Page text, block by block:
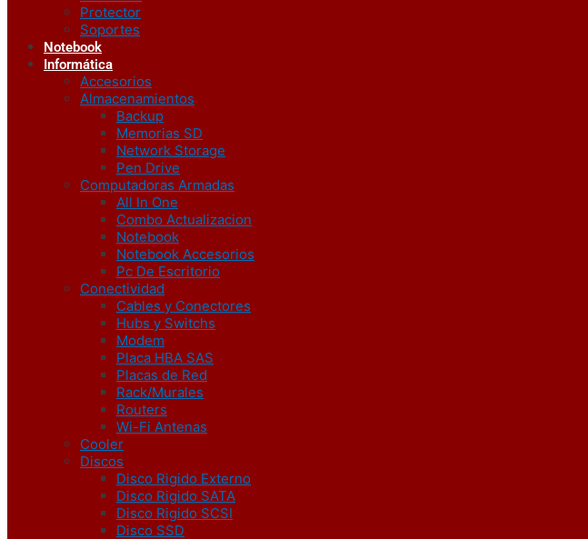
Protector
Soportes
Notebook
Informática
Accesorios
Almacenamientos
Backup
Memorias SD
Network Storage
Pen Drive
Computadoras Armadas
All In One
Combo Actualizacion
Notebook
Notebook Accesorios
Pc De Escritorio
Conectividad
Cables y Conectores
Hubs y Switchs
Modem
Placa HBA SAS
Placas de Red
Rack/Murales
Routers
Wi-Fi Antenas
Cooler
Discos
Disco Rigido Externo
Disco Rigido SATA
Disco Rigido SCSI
Disco SSD